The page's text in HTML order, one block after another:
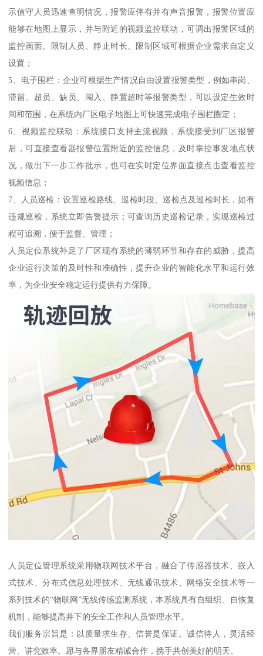
示值守人员迅速查明情况，报警应伴有并有声音报警，报警位置应
能够在地图上显示，并与附近的视频监控联动，可调出报警区域的
监控画面。限制人员、静止时长、限制区域可根据企业需求自定义
设置；
5、电子围栏：企业可根据生产情况自由设置报警类型，例如串岗、
滞留、超员、缺员、闯入、静置超时等报警类型，可以设定生效时
间和范围，在系统内厂区电子地图上可快速完成电子围栏圈定；
6、视频监控联动：系统接口支持主流视频，系统接受到厂区报警
后，可直接查看器报警位置附近的监控信息，及时掌控事发地点状
况，做出下一步工作批示，也可在实时定位界面直接点击查看监控
视频信息；
7、人员巡检：设置巡检路线、巡检时段、巡检点及巡检时长，如有
违规巡检，系统立即告警提示；可查询历史巡检记录，实现巡检过
程可追溯，便于监督、管理；
人员定位系统补足了厂区现有系统的薄弱环节和存在的威胁，提高
企业运行决策的及时性和准确性，提升企业的智能化水平和运行效
率，为企业安全稳定运行提供有力保障。
人员定位管理系统采用物联网技术平台，融合了传感器技术、嵌入
式技术、分布式信息处理技术、无线通讯技术、网络安全技术等一
系列技术的“物联网”无线传感监测系统，本系统具有自组织、自恢复
机制，能够提高井下的安全工作和人员管理水平。
我们服务宗旨是：以质量求生存、信誉是保证。诚信待人，灵活经
营、讲究效率。愿与各界朋友精诚合作，携手共创美好的明天。